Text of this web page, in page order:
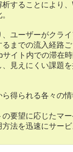
析することにより
、ユーザーがクラ
るまでの流入経路
サイト内での滞在
、見えにくい課題
ら得られる各々の
の要望に応じたマ
法を迅速にサービ